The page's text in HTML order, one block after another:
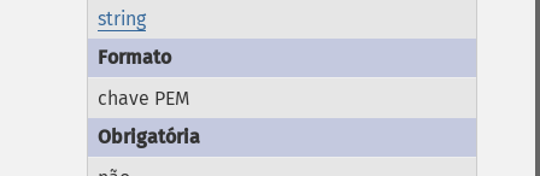
string
chave PEM